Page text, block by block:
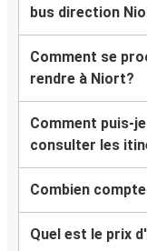
bus direction
Comment se
rendre à Niort?
Comment puis-
consulter les
Combien
Quel est le prix